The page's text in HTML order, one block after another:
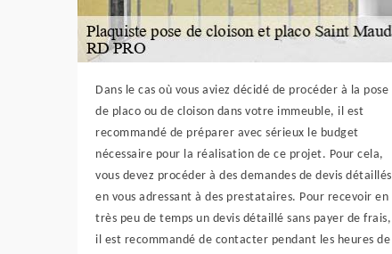
Dans le cas où vous aviez décidé de procéder à la pose
de placo ou de cloison dans votre immeuble, il est
recommandé de préparer avec sérieux le budget
nécessaire pour la réalisation de ce projet. Pour cela,
vous devez procéder à des demandes de devis détaillés
en vous adressant à des prestataires. Pour recevoir en
très peu de temps un devis détaillé sans payer de frais,
il est recommandé de contacter pendant les heures de